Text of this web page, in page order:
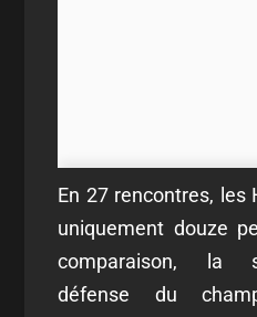
En 27 rencontres, les
uniquement douze
comparaison, la
défense du